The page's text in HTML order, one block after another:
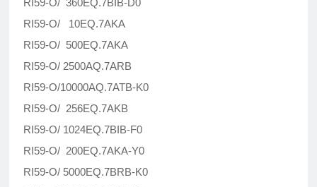
RI59-O/ 360EQ.7BIB-D0
RI59-O/ 10EQ.7AKA
RI59-O/ 500EQ.7AKA
RI59-O/ 2500AQ.7ARB
RI59-O/10000AQ.7ATB-K0
RI59-O/ 256EQ.7AKB
RI59-O/ 1024EQ.7BIB-F0
RI59-O/ 200EQ.7AKA-Y0
RI59-O/ 5000EQ.7BRB-K0